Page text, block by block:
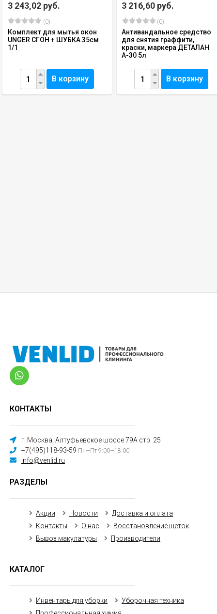
3 243,02 руб.
(0)
Комплект для мытья окон
UNGER СГОН + ШУБКА 35см
1/1
В корзину
3 216,60 руб.
(0)
Антивандальное средство
для снятия граффити,
краски, маркера ДЕТАЛАН
А-30 5л
В корзину
КОНТАКТЫ
г. Москва, Алтуфьевское шоссе 79А стр. 25
+7(495)118-93-59 Пн—Пт 9:00—18:00
info@venlid.ru
РАЗДЕЛЫ
Акции Новости
Доставка и оплата
Контакты
О нас
Восстановление щеток
Вывоз макулатуры
Производители
КАТАЛОГ
Инвентарь для уборки
Уборочная техника